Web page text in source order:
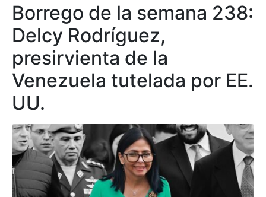
Borrego de la semana 238:
Delcy Rodríguez,
presirvienta de la
Venezuela tutelada por EE.
UU.